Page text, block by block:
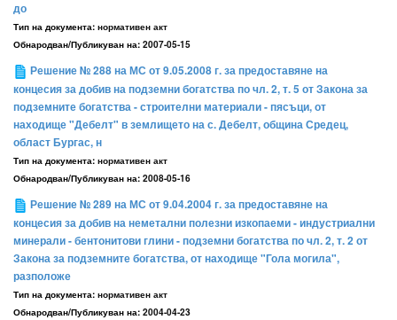
до
Тип на документа: нормативен акт
Обнародван/Публикуван на: 2007-05-15
Решение № 288 на МС от 9.05.2008 г. за предоставяне на
концесия за добив на подземни богатства по чл. 2, т. 5 от Закона за
подземните богатства - строителни материали - пясъци, от
находище "Дебелт" в землището на с. Дебелт, община Средец,
област Бургас, н
Тип на документа: нормативен акт
Обнародван/Публикуван на: 2008-05-16
Решение № 289 на МС от 9.04.2004 г. за предоставяне на
концесия за добив на неметални полезни изкопаеми - индустриални
минерали - бентонитови глини - подземни богатства по чл. 2, т. 2 от
Закона за подземните богатства, от находище "Гола могила",
разположе
Тип на документа: нормативен акт
Обнародван/Публикуван на: 2004-04-23